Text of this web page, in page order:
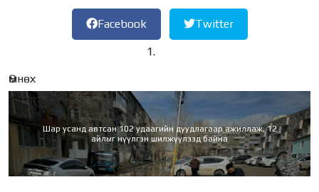
Facebook Twitter
Өмнөх
Шар усанд автсан 102 удаагийн дуудлагаар ажиллаж, 12
айлыг нүүлгэн шилжүүлээд байна